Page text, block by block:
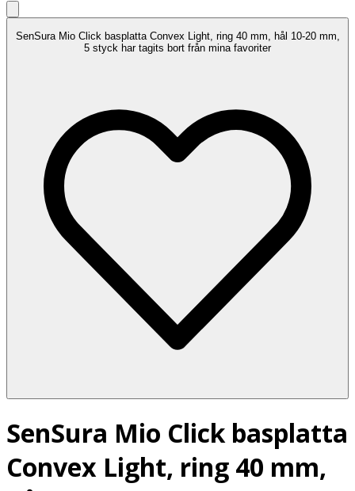
SenSura Mio Click basplatta Convex Light, ring 40 mm, hål 10-20 mm,
5 styck har tagits bort från mina favoriter
SenSura Mio Click basplatta
Convex Light, ring 40 mm,